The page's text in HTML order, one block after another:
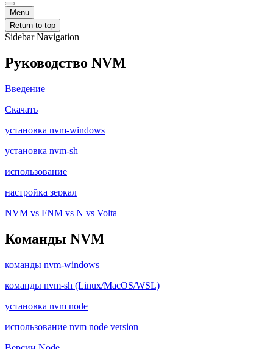
Menu
Return to top
Sidebar Navigation
Руководство NVM
Введение
Скачать
установка nvm-windows
установка nvm-sh
использование
настройка зеркал
NVM vs FNM vs N vs Volta
Команды NVM
команды nvm-windows
команды nvm-sh (Linux/MacOS/WSL)
установка nvm node
использование nvm node version